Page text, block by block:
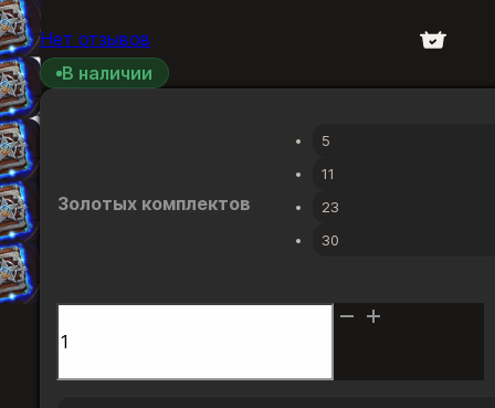
Нет отзывов
В наличии
Золотых комплектов
5
11
23
30
товара